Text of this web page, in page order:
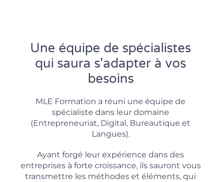
Une équipe de spécialistes
qui saura s'adapter à vos
besoins
MLE Formation a réuni une équipe de
spécialiste dans leur domaine
(Entrepreneuriat, Digital, Bureautique et
Langues).
Ayant forgé leur expérience dans des
entreprises à forte croissance, ils sauront vous
transmettre les méthodes et éléments, qui